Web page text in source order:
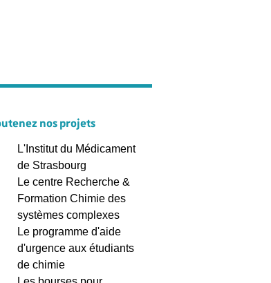
nos projets
L'Institut du Médicament
de Strasbourg
Le centre Recherche &
Formation Chimie des
systèmes complexes
Le programme d'aide
d'urgence aux étudiants
de chimie